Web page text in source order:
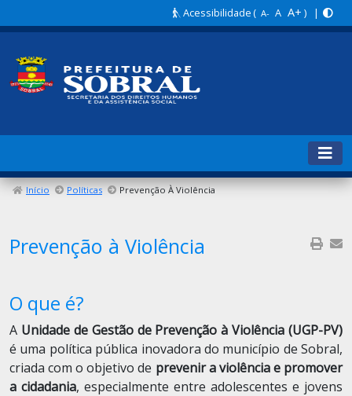
Acessibilidade( A- A A+ ) |
Início Políticas Prevenção À Violência
Prevenção à Violência
O que é?
A Unidade de Gestão de Prevenção à Violência (UGP-PV)
é uma política pública inovadora do município de Sobral,
criada com o objetivo de prevenir a violência e promover
a cidadania, especialmente entre adolescentes e jovens